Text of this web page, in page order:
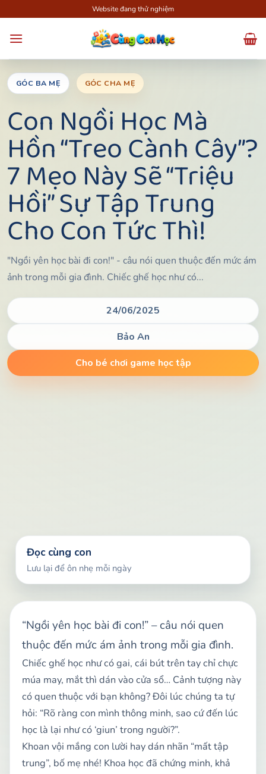
qua
nội
Website đang thử nghiệm
GÓC BA MẸ GÓC CHA MẸ
Con Ngồi Học Mà
Hồn “Treo Cành Cây”?
7 Mẹo Này Sẽ “Triệu
Hồi” Sự Tập Trung
Cho Con Tức Thì!
"Ngồi yên học bài đi con!" - câu nói quen thuộc đến mức ám
ảnh trong mỗi gia đình. Chiếc ghế học như có...
24/06/2025
Bảo An
Cho bé chơi game học tập
Đọc cùng con
Lưu lại để ôn nhẹ mỗi ngày
“Ngồi yên học bài đi con!” – câu nói quen
thuộc đến mức ám ảnh trong mỗi gia đình.
Chiếc ghế học như có gai, cái bút trên tay chỉ chực
múa may, mắt thì dán vào cửa sổ… Cảnh tượng này
có quen thuộc với bạn không? Đôi lúc chúng ta tự
hỏi: “Rõ ràng con mình thông minh, sao cứ đến lúc
học là lại như có ‘giun’ trong người?”.
Khoan vội mắng con lười hay dán nhãn “mất tập
trung”, bố mẹ nhé! Khoa học đã chứng minh, khả